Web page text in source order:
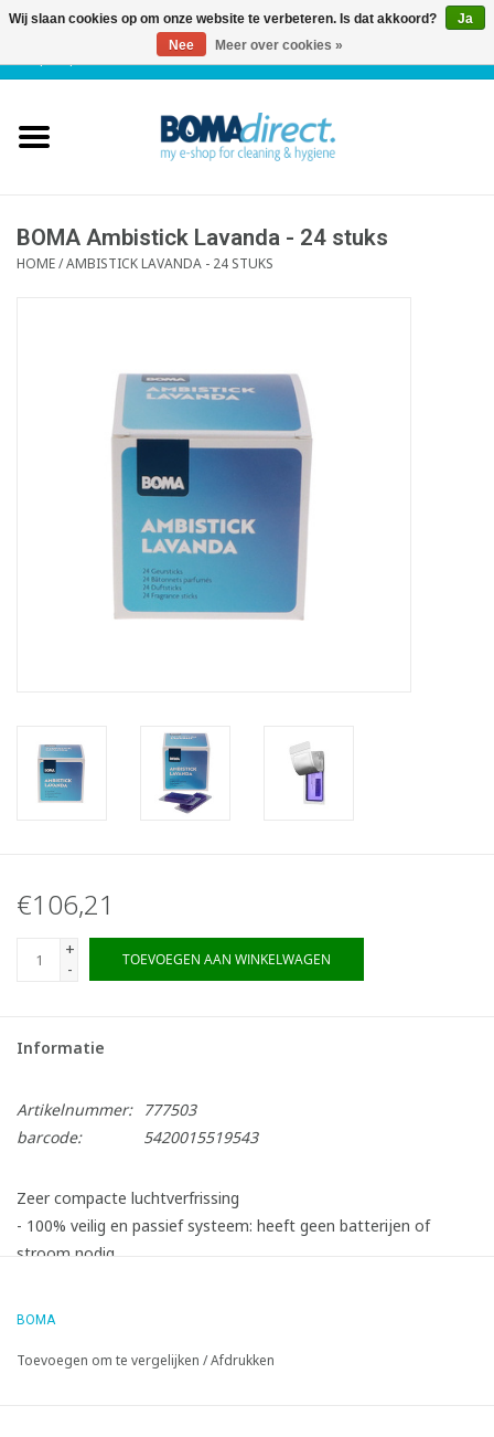
Klantenservice
BOMA Ambistick Lavanda - 24 stuks
HOME/AMBISTICK LAVANDA - 24 STUKS
€106,21
+
-
TOEVOEGEN AAN WINKELWAGEN
Informatie
Artikelnummer:
777503
barcode:
5420015519543
Zeer compacte luchtverfrissing
- 100% veilig en passief systeem: heeft geen batterijen of
stroom nodig
klaslokalen, hotelkamers, traphallen, opbergruimtes
BOMA
Toevoegen om te vergelijken /Afdrukken
Wij slaan cookies op om onze website te verbeteren. Is dat akkoord?
Ja
Nee
Meer over cookies »